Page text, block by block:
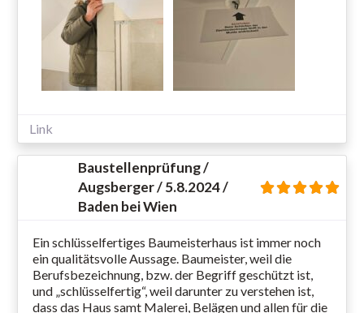
Link
Baustellenprüfung /
Augsberger / 5.8.2024 /
Baden bei Wien
Ein schlüsselfertiges Baumeisterhaus ist immer noch
ein qualitätsvolle Aussage. Baumeister, weil die
Berufsbezeichnung, bzw. der Begriff geschützt ist,
und „schlüsselfertig“, weil darunter zu verstehen ist,
dass das Haus samt Malerei, Belägen und allen für die